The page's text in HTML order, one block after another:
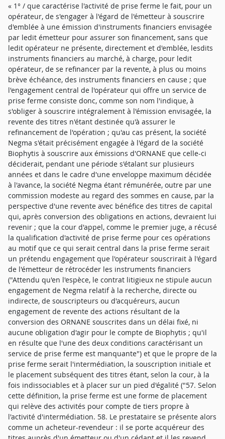
« 1° / que caractérise l'activité de prise ferme le fait, pour un
opérateur, de s'engager à l'égard de l'émetteur à souscrire
d'emblée à une émission d'instruments financiers envisagée
par ledit émetteur pour assurer son financement, sans que
ledit opérateur ne présente, directement et d'emblée, lesdits
instruments financiers au marché, à charge, pour ledit
opérateur, de se refinancer par la revente, à plus ou moins
brève échéance, des instruments financiers en cause ; que
l'engagement central de l'opérateur qui offre un service de
prise ferme consiste donc, comme son nom l'indique, à
s'obliger à souscrire intégralement à l'émission envisagée, la
revente des titres n'étant destinée qu'à assurer le
refinancement de l'opération ; qu'au cas présent, la société
Negma s'était précisément engagée à l'égard de la société
Biophytis à souscrire aux émissions d'ORNANE que celle-ci
déciderait, pendant une période s'étalant sur plusieurs
années et dans le cadre d'une enveloppe maximum décidée
à l'avance, la société Negma étant rémunérée, outre par une
commission modeste au regard des sommes en cause, par la
perspective d'une revente avec bénéfice des titres de capital
qui, après conversion des obligations en actions, devraient lui
revenir ; que la cour d'appel, comme le premier juge, a récusé
la qualification d'activité de prise ferme pour ces opérations
au motif que ce qui serait central dans la prise ferme serait
un prétendu engagement que l'opérateur souscrirait à l'égard
de l'émetteur de rétrocéder les instruments financiers
("Attendu qu'en l'espèce, le contrat litigieux ne stipule aucun
engagement de Negma relatif à la recherche, directe ou
indirecte, de souscripteurs ou d'acquéreurs, aucun
engagement de revente des actions résultant de la
conversion des ORNANE souscrites dans un délai fixé, ni
aucune obligation d'agir pour le compte de Biophytis ; qu'il
en résulte que l'une des deux conditions caractérisant un
service de prise ferme est manquante") et que le propre de la
prise ferme serait l'intermédiation, la souscription initiale et
le placement subséquent des titres étant, selon la cour, à la
fois indissociables et à placer sur un pied d'égalité ("57. Selon
cette définition, la prise ferme est une forme de placement
qui relève des activités pour compte de tiers propre à
l'activité d'intermédiation. 58. Le prestataire se présente alors
comme un acheteur-revendeur : il se porte acquéreur des